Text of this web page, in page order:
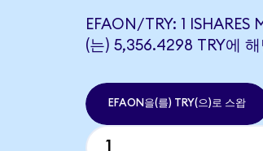
EFAON/TRY: 1 ISHARES
(는) 5,356.4298 TRY에
EFAON을(를) TRY(으)로 스왑